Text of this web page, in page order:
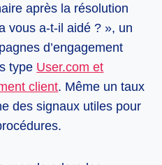
après la résolution
vous a-t-il aidé ? », un
d’engagement
type User.com et
client. Même un taux
des signaux utiles pour